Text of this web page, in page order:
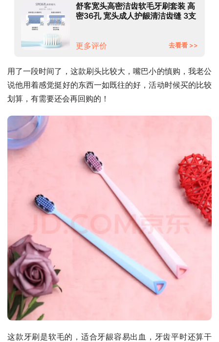
舒客宽头高密洁齿软毛牙刷套装 高
密36孔 宽头成人护龈清洁齿缝 3支
更多评价 去看看 >>
用了一段时间了，这款刷头比较大，嘴巴小的慎购，我老公
说他用着感觉挺好的东西一如既往的好，活动时候买的比较
划算，有需要还会再回购的！
这款牙刷是软毛的，适合牙龈容易出血，牙齿平时还算干